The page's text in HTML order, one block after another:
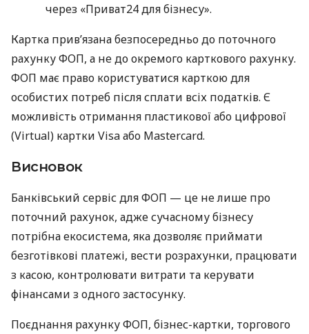
через «Приват24 для бізнесу».
Картка прив’язана безпосередньо до поточного
рахунку ФОП, а не до окремого карткового рахунку.
ФОП має право користуватися карткою для
особистих потреб після сплати всіх податків. Є
можливість отримання пластикової або цифрової
(Virtual) картки Visa або Mastercard.
Висновок
Банківський сервіс для ФОП — це не лише про
поточний рахунок, адже сучасному бізнесу
потрібна екосистема, яка дозволяє приймати
безготівкові платежі, вести розрахунки, працювати
з касою, контролювати витрати та керувати
фінансами з одного застосунку.
Поєднання рахунку ФОП, бізнес-картки, торгового